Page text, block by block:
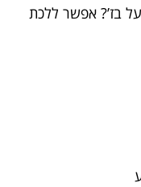
בז’? אפשר ללכת